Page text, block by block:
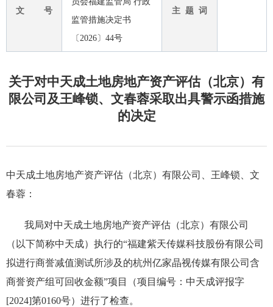
文 号
监管措施决定书
〔2026〕44号
主 题 词
关于对中天成土地房地产资产评估（北京）有
限公司及王峰锁、文春蓉采取出具警示函措施
的决定
中天成土地房地产资产评估（北京）有限公司、 王峰锁、文
春蓉：
我局对中天成土地房地产资产评估（北京）有限公司
（以下简称中天成） 执行的“福建紫天传媒科技股份有限公司
拟进行商誉减值测试所涉及的杭州亿家晶视传媒有限公司含
商誉资产组可回收金额”项目（项目编号：中天成评报字
[2024]第0160号）进行了检查。